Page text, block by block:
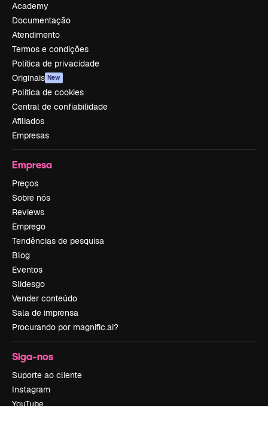
Academy
Documentação
Atendimento
Termos e condições
Política de privacidade
Originais New
Política de cookies
Central de confiabilidade
Afiliados
Empresas
Empresa
Preços
Sobre nós
Reviews
Emprego
Tendências de pesquisa
Blog
Eventos
Slidesgo
Vender conteúdo
Sala de imprensa
Procurando por magnific.ai?
Siga-nos
Suporte ao cliente
Instagram
YouTube